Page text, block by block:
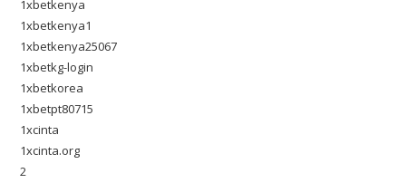
1xbetkenya
1xbetkenya1
1xbetkenya25067
1xbetkg-login
1xbetkorea
1xbetpt80715
1xcinta
1xcinta.org
2